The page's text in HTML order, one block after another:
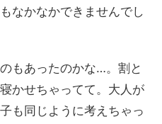
なかなかできませんでし
もあったのかな…。割と
かせちゃってて。大人が
も同じように考えちゃっ